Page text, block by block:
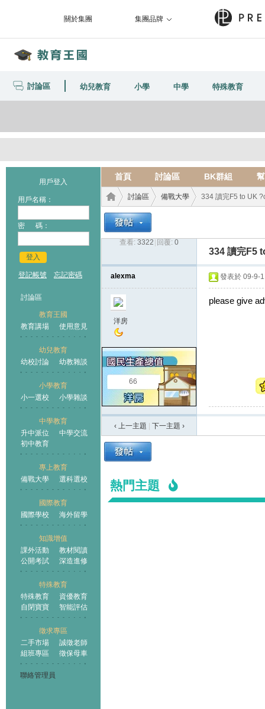
關於集團 集團品牌
討論區 幼兒教育 小學 中學 特殊教育
用戶登入
用戶名稱：
密 碼：
登入
登記帳號 忘記密碼
討論區
教育王國
教育講場
使用意見
幼兒教育
幼校討論
幼教雜談
小學教育
小一選校
小學雜談
中學教育
升中派位
中學交流
初中教育
專上教育
備戰大學
選科選校
國際教育
國際學校
海外留學
知識增值
課外活動
教材閱讀
公開考試
深造進修
特殊教育
特殊教育
資優教育
自閉寶寶
智能評估
徵求專區
二手市場
誠徵老師
組班專區
徵保母車
聯絡管理員
首頁 討論區 BK群組
王國
討論區
›
備戰大學 334 讀完F5 to UK
查看: 3322 回覆: 0
334 讀完F5
alexma
洋房
66
發表於 09-9-
please give
‹ 上一主題 下一主題 ›
熱門主題